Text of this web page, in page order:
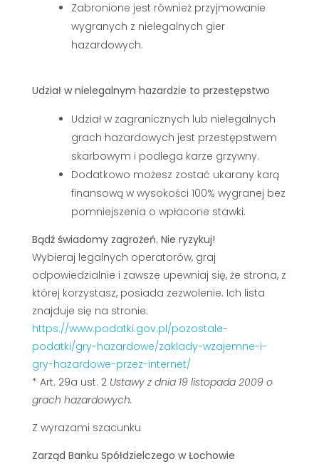
Zabronione jest również przyjmowanie
wygranych z nielegalnych gier
hazardowych.
Udział w nielegalnym hazardzie to przestępstwo
Udział w zagranicznych lub nielegalnych
grach hazardowych jest przestępstwem
skarbowym i podlega karze grzywny.
Dodatkowo możesz zostać ukarany karą
finansową w wysokości 100% wygranej bez
pomniejszenia o wpłacone stawki.
Bądź świadomy zagrożeń. Nie ryzykuj!
Wybieraj legalnych operatorów, graj
odpowiedzialnie i zawsze upewniaj się, że strona, z
której korzystasz, posiada zezwolenie. Ich lista
znajduje się na stronie:
https://www.podatki.gov.pl/pozostale-
podatki/gry-hazardowe/zaklady-wzajemne-i-
gry-hazardowe-przez-internet/
* Art. 29a ust. 2 Ustawy z dnia 19 listopada 2009 o
grach hazardowych.
Z wyrazami szacunku
Zarząd Banku Spółdzielczego w Łochowie